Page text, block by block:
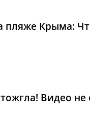
пляже Крыма:
Видео